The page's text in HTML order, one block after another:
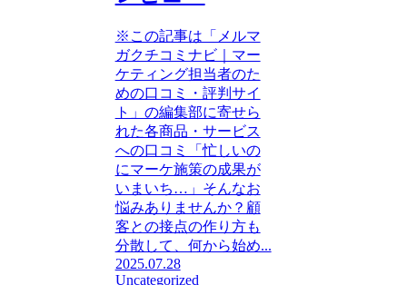
※この記事は「メルマ
ガクチコミナビ｜マー
ケティング担当者のた
めの口コミ・評判サイ
ト」の編集部に寄せら
れた各商品・サービス
への口コミ「忙しいの
にマーケ施策の成果が
いまいち…」そんなお
悩みありませんか？顧
客との接点の作り方も
分散して、何から始め...
2025.07.28
Uncategorized